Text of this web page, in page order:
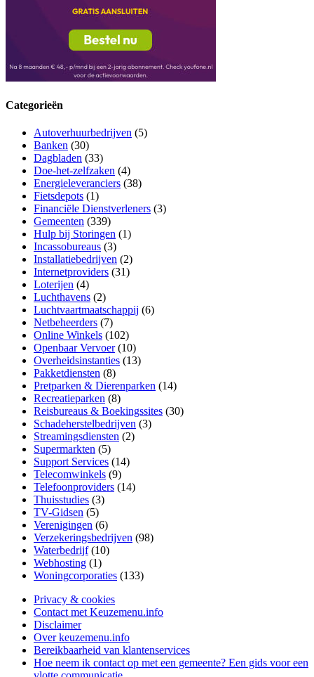
Categorieën
Autoverhuurbedrijven (5)
Banken (30)
Dagbladen (33)
Doe-het-zelfzaken (4)
Energieleveranciers (38)
Fietsdepots (1)
Financiële Dienstverleners (3)
Gemeenten (339)
Hulp bij Storingen (1)
Incassobureaus (3)
Installatiebedrijven (2)
Internetproviders (31)
Loterijen (4)
Luchthavens (2)
Luchtvaartmaatschappij (6)
Netbeheerders (7)
Online Winkels (102)
Openbaar Vervoer(10)
Overheidsinstanties (13)
Pakketdiensten (8)
Pretparken & Dierenparken (14)
Recreatieparken (8)
Reisbureaus & Boekingssites (30)
Schadeherstelbedrijven (3)
Streamingsdiensten (2)
Supermarkten (5)
Support Services (14)
Telecomwinkels (9)
Telefoonproviders (14)
Thuisstudies (3)
TV-Gidsen (5)
Verenigingen (6)
Verzekeringsbedrijven (98)
Waterbedrijf(10)
Webhosting (1)
Woningcorporaties (133)
Privacy & cookies
Contact met Keuzemenu.info
Disclaimer
Over keuzemenu.info
Bereikbaarheid van klantenservices
Hoe neem ik contact op met een gemeente? Een gids voor een